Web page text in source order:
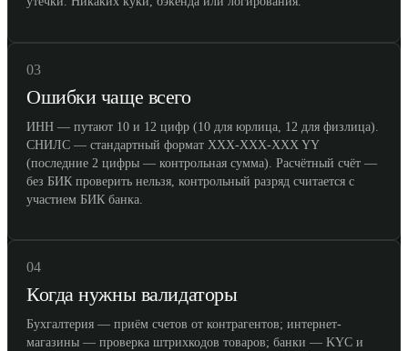
03
Ошибки чаще всего
ИНН — путают 10 и 12 цифр (10 для юрлица, 12 для физлица).
СНИЛС — стандартный формат XXX-XXX-XXX YY
(последние 2 цифры — контрольная сумма). Расчётный счёт —
без БИК проверить нельзя, контрольный разряд считается с
участием БИК банка.
04
Когда нужны валидаторы
Бухгалтерия — приём счетов от контрагентов; интернет-
магазины — проверка штрихкодов товаров; банки — KYC и